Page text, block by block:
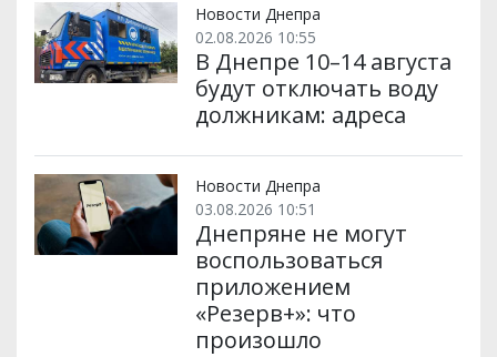
и k m p
Новости Днепра
02.08.2026 10:55
В Днепре 10–14 августа
будут отключать воду
должникам: адреса
Новости Днепра
03.08.2026 10:51
Днепряне не могут
воспользоваться
приложением
«Резерв+»: что
произошло